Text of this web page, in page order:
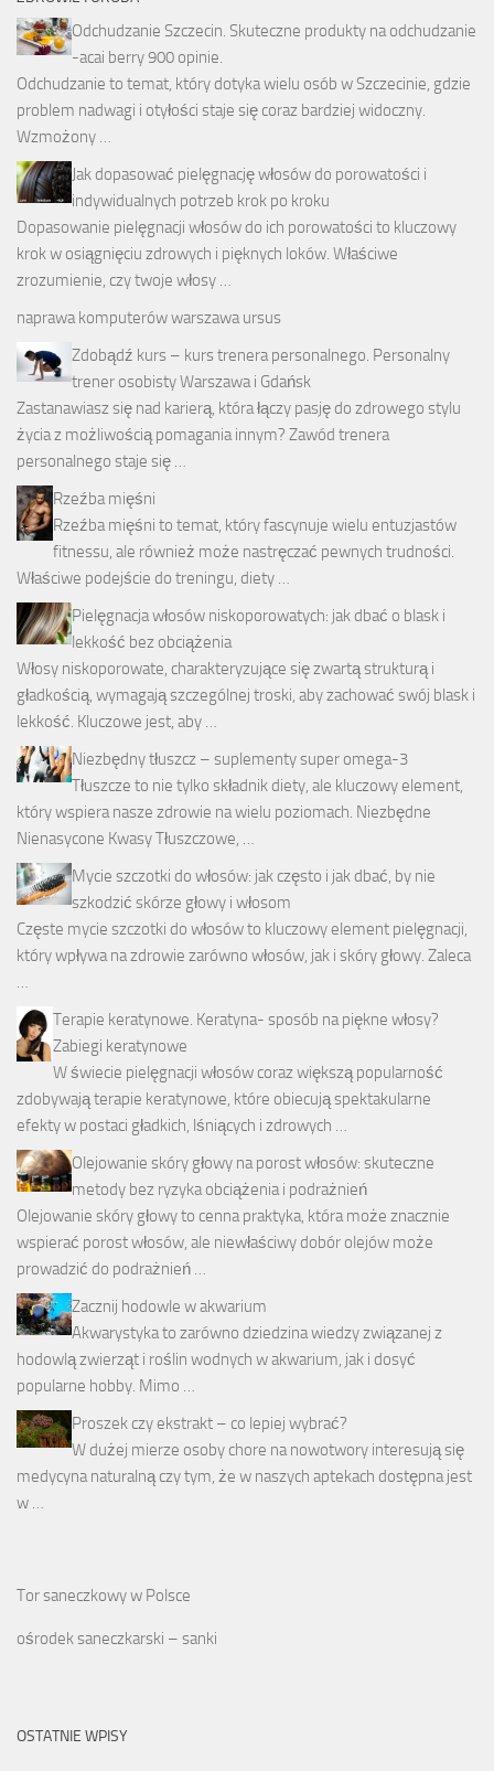
Odchudzanie Szczecin. Skuteczne produkty na odchudzanie
-acai berry 900 opinie.
Odchudzanie to temat, który dotyka wielu osób w Szczecinie, gdzie
problem nadwagi i otyłości staje się coraz bardziej widoczny.
Wzmożony …
Jak dopasować pielęgnację włosów do porowatości i
indywidualnych potrzeb krok po kroku
Dopasowanie pielęgnacji włosów do ich porowatości to kluczowy
krok w osiągnięciu zdrowych i pięknych loków. Właściwe
zrozumienie, czy twoje włosy …
naprawa komputerów warszawa ursus
Zdobądź kurs – kurs trenera personalnego. Personalny
trener osobisty Warszawa i Gdańsk
Zastanawiasz się nad karierą, która łączy pasję do zdrowego stylu
życia z możliwością pomagania innym? Zawód trenera
personalnego staje się …
Rzeźba mięśni
Rzeźba mięśni to temat, który fascynuje wielu entuzjastów
fitnessu, ale również może nastręczać pewnych trudności.
Właściwe podejście do treningu, diety …
Pielęgnacja włosów niskoporowatych: jak dbać o blask i
lekkość bez obciążenia
Włosy niskoporowate, charakteryzujące się zwartą strukturą i
gładkością, wymagają szczególnej troski, aby zachować swój blask i
lekkość. Kluczowe jest, aby …
Niezbędny tłuszcz – suplementy super omega-3
Tłuszcze to nie tylko składnik diety, ale kluczowy element,
który wspiera nasze zdrowie na wielu poziomach. Niezbędne
Nienasycone Kwasy Tłuszczowe, …
Mycie szczotki do włosów: jak często i jak dbać, by nie
szkodzić skórze głowy i włosom
Częste mycie szczotki do włosów to kluczowy element pielęgnacji,
który wpływa na zdrowie zarówno włosów, jak i skóry głowy. Zaleca
…
Terapie keratynowe. Keratyna- sposób na piękne włosy?
Zabiegi keratynowe
W świecie pielęgnacji włosów coraz większą popularność
zdobywają terapie keratynowe, które obiecują spektakularne
efekty w postaci gładkich, lśniących i zdrowych …
Olejowanie skóry głowy na porost włosów: skuteczne
metody bez ryzyka obciążenia i podrażnień
Olejowanie skóry głowy to cenna praktyka, która może znacznie
wspierać porost włosów, ale niewłaściwy dobór olejów może
prowadzić do podrażnień …
Zacznij hodowle w akwarium
Akwarystyka to zarówno dziedzina wiedzy związanej z
hodowlą zwierząt i roślin wodnych w akwarium, jak i dosyć
popularne hobby. Mimo …
Proszek czy ekstrakt – co lepiej wybrać?
W dużej mierze osoby chore na nowotwory interesują się
medycyna naturalną czy tym, że w naszych aptekach dostępna jest
w …
Tor saneczkowy w Polsce
ośrodek saneczkarski – sanki
OSTATNIE WPISY